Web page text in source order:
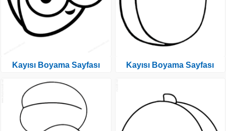
Kayısı Boyama Sayfası Kayısı Boyama Sayfası